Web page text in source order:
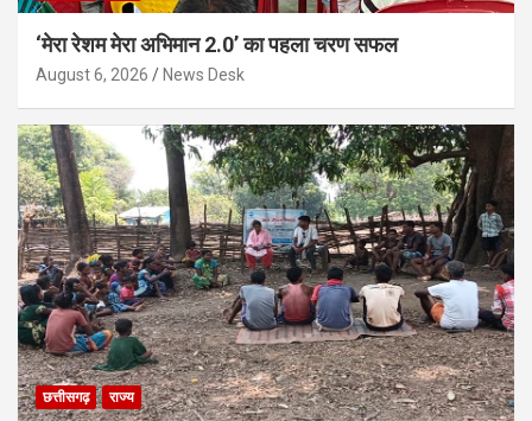
‘मेरा रेशम मेरा अभिमान 2.0’ का पहला चरण सफल
August 6, 2026 News Desk
छत्तीसगढ़ राज्य